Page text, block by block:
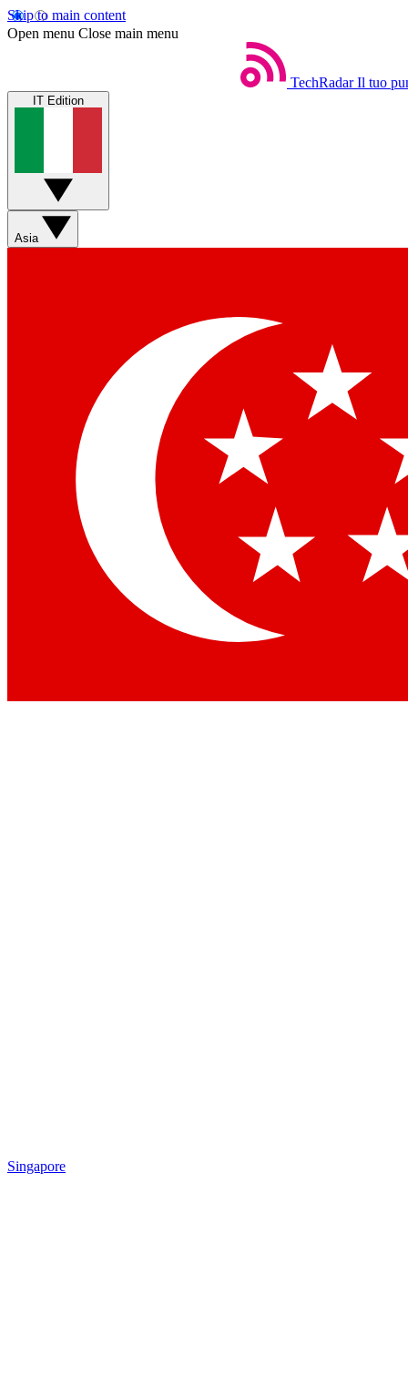
Skip to main content
Open menu Close main menu
TechRadar Il tuo
IT Edition
Asia
Singapore